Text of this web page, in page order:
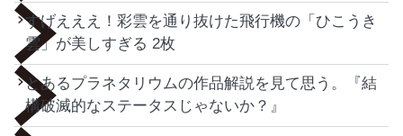
すげえええ！彩雲を通り抜けた飛行機の「ひこうき
雲」が美しすぎる 2枚
とあるプラネタリウムの作品解説を見て思う。『結
構破滅的なステータスじゃないか？』